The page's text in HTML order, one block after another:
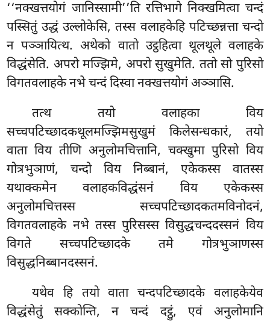
‘‘नक्खत्तयोगं जानिस्सामी’’ति रत्तिभागे निक्खमित्वा चन्दं
पस्सितुं उद्धं उल्लोकेसि, तस्स वलाहकेहि पटिच्छन्नत्ता चन्दो
न पञ्ञायित्थ. अथेको वातो उट्ठहित्वा थूलथूले वलाहके
विद्धंसेति. अपरो मज्झिमे, अपरो सुखुमेति. ततो सो पुरिसो
विगतवलाहके नभे चन्दं दिस्वा नक्खत्तयोगं अञ्ञासि.
तत्थ तयो वलाहका विय
सच्चपटिच्छादकथूलमज्झिमसुखुमं किलेसन्धकारं, तयो
वाता विय तीणि अनुलोमचित्तानि, चक्खुमा पुरिसो विय
गोत्रभुञाणं, चन्दो विय निब्बानं, एकेकस्स वातस्स
यथाक्कमेन वलाहकविद्धंसनं विय एकेकस्स
अनुलोमचित्तस्स सच्चपटिच्छादकतमविनोदनं,
विगतवलाहके नभे तस्स पुरिसस्स विसुद्धचन्ददस्सनं विय
विगते सच्चपटिच्छादके तमे गोत्रभुञाणस्स
विसुद्धनिब्बानदस्सनं.
यथेव हि तयो वाता चन्दपटिच्छादके वलाहकेयेव
विद्धंसेतुं सक्कोन्ति, न चन्दं दट्ठुं, एवं अनुलोमानि